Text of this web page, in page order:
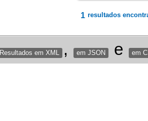
1 resultados
Resultados em XML , em JSON e em